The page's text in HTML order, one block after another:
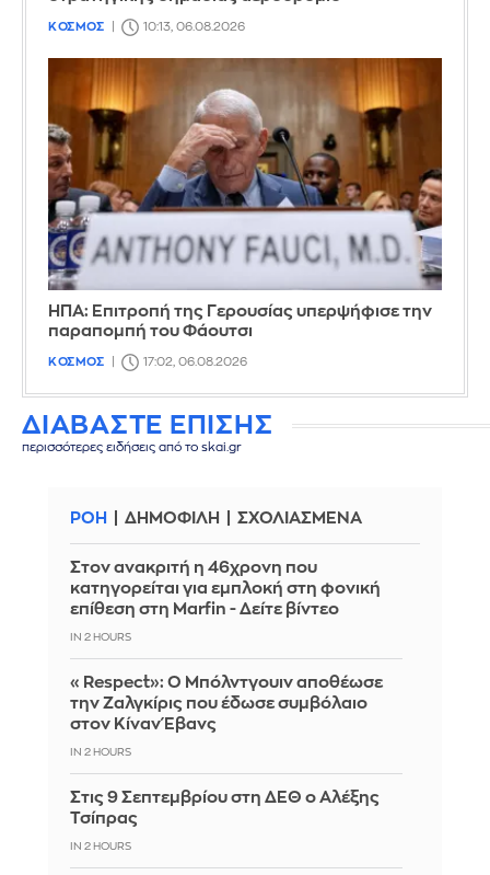
ΚΟΣΜΟΣ 10:13, 06.08.2026
ΗΠΑ: Επιτροπή της Γερουσίας υπερψήφισε την
παραπομπή του Φάουτσι
ΚΟΣΜΟΣ 17:02, 06.08.2026
ΔΙΑΒΑΣΤΕ ΕΠΙΣΗΣ
περισσότερες ειδήσεις από το skai.gr
ΡΟΗ ΔΗΜΟΦΙΛΗ ΣΧΟΛΙΑΣΜΕΝΑ
Στον ανακριτή η 46χρονη που
κατηγορείται για εμπλοκή στη φονική
επίθεση στη Marfin - Δείτε βίντεο
IN 2 HOURS
«Respect»: Ο Μπόλντγουιν αποθέωσε
την Ζαλγκίρις που έδωσε συμβόλαιο
στον Κίναν Έβανς
IN 2 HOURS
Στις 9 Σεπτεμβρίου στη ΔΕΘ ο Αλέξης
Τσίπρας
IN 2 HOURS